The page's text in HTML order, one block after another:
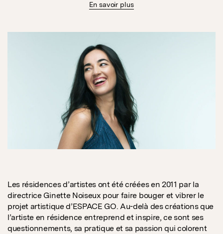
En savoir plus
Les résidences d’artistes ont été créées en 2011 par la
directrice Ginette Noiseux pour faire bouger et vibrer le
projet artistique d’ESPACE GO. Au-delà des créations que
l’artiste en résidence entreprend et inspire, ce sont ses
questionnements, sa pratique et sa passion qui colorent